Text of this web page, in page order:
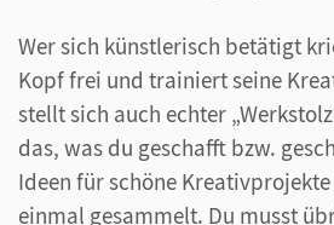
Wer sich künstlerisch betätigt
Kopf frei und trainiert seine
stellt sich auch echter
das, was du geschafft bzw.
Ideen für schöne
einmal gesammelt. Du musst